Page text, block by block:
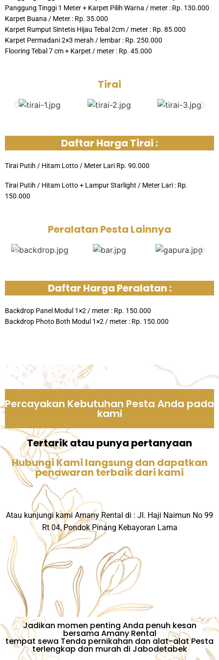
Panggung Tinggi 1 Meter + Karpet Pilih Warna / meter : Rp. 130.000
Karpet Buana / Meter : Rp. 35.000
Karpet Rumput Sintetis Hijau Tebal 2cm / meter : Rp. 85.000
Karpet Permadani 2×3 merah / lembar : Rp. 250.000
Flooring Tebal 7 cm + Karpet / meter : Rp. 45.000
Tirai
Daftar Harga Tirai :
Tirai Putih / Hitam Lotto / Meter Lari Rp. 90.000
Tirai Putih / Hitam Lotto + Lampur Starlight / Meter Lari : Rp.
150.000
Peralatan Pesta Lainnya
Daftar Harga Peralatan :
Backdrop Panel Modul 1×2 / meter : Rp. 150.000
Backdrop Photo Both Modul 1×2 / meter : Rp. 150.000
Percayakan Kebutuhan Pesta Anda pada
kami
Tertarik atau punya pertanyaan
Hubungi Kami langsung dan dapatkan
penawaran terbaik dari kami
Atau kunjungi kami Amany Rental di : Jl. Haji Naimun No 99
Rt 04, Pondok Pinang Kebayoran Lama
Jadikan momen penting Anda penuh kesan
bersama Amany Rental
tempat sewa Tenda pernikahan dan alat-alat Pesta
terlengkap dan murah di Jabodetabek